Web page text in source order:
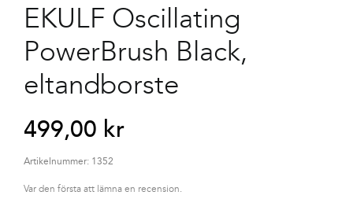
EKULF Oscillating
PowerBrush Black,
eltandborste
499,00 kr
Artikelnummer: 1352
Var den första att lämna en recension.